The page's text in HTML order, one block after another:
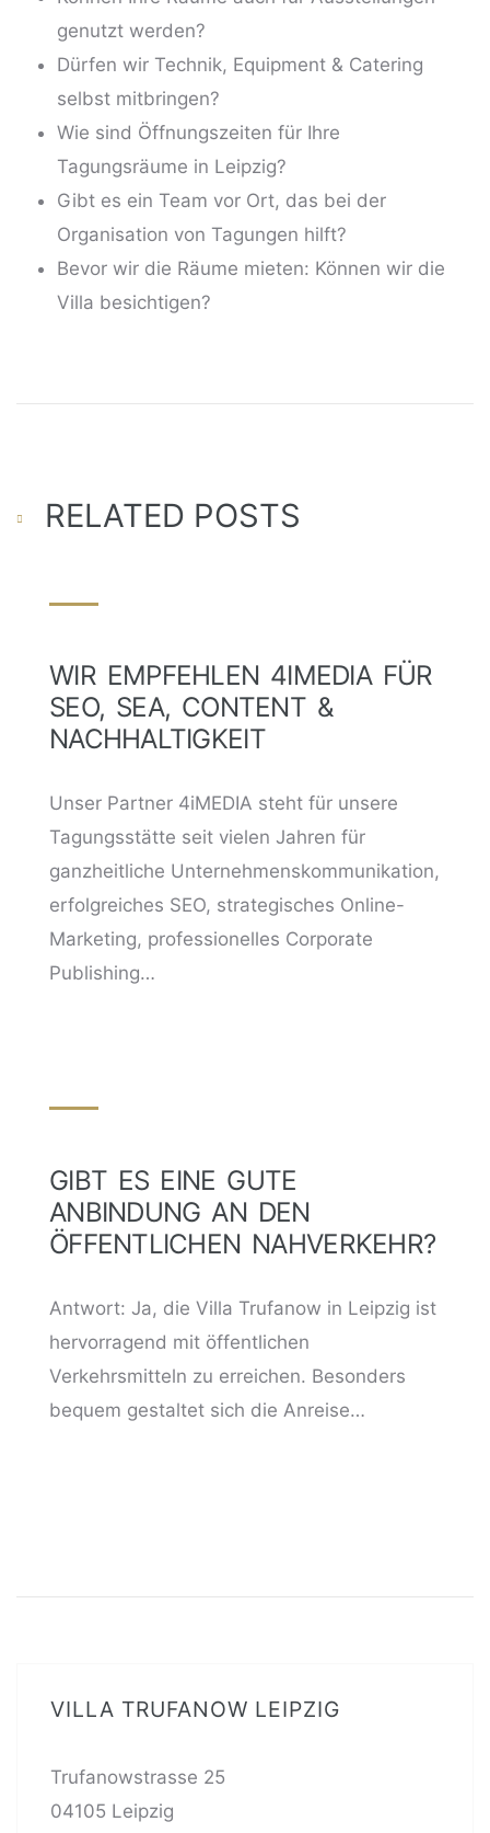
genutzt werden?
Dürfen wir Technik, Equipment & Catering
selbst mitbringen?
Wie sind Öffnungszeiten für Ihre
Tagungsräume in Leipzig?
Gibt es ein Team vor Ort, das bei der
Organisation von Tagungen hilft?
Bevor wir die Räume mieten: Können wir die
Villa besichtigen?
RELATED POSTS
WIR EMPFEHLEN 4IMEDIA FÜR
SEO, SEA, CONTENT &
NACHHALTIGKEIT
Unser Partner 4iMEDIA steht für unsere
Tagungsstätte seit vielen Jahren für
ganzheitliche Unternehmenskommunikation,
erfolgreiches SEO, strategisches Online-
Marketing, professionelles Corporate
Publishing…
GIBT ES EINE GUTE
ANBINDUNG AN DEN
ÖFFENTLICHEN NAHVERKEHR?
Antwort: Ja, die Villa Trufanow in Leipzig ist
hervorragend mit öffentlichen
Verkehrsmitteln zu erreichen. Besonders
bequem gestaltet sich die Anreise…
VILLA TRUFANOW LEIPZIG
Trufanowstrasse 25
04105 Leipzig